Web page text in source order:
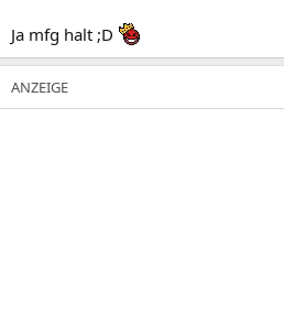
Ja mfg halt ;D